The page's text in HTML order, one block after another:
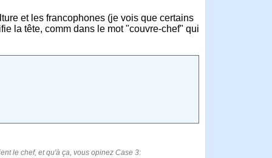
et les francophones (je vois que certains
la tête, comm dans le mot "couvre-chef" qui
le chef, et qu'à ça, vous opinez Case 3: